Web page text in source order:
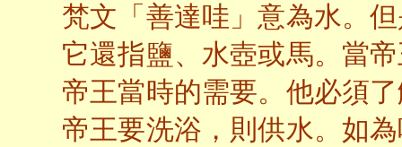
梵文「善達哇」意為水。
它還指鹽、水壺或馬。當
帝王當時的需要。他必須
帝王要洗浴，則供水。如